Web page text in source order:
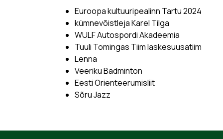
Euroopa kultuuripealinn Tartu 2024
kümnevõistleja Karel Tilga
WULF Autospordi Akadeemia
Tuuli Tomingas Tiim laskesuusatiim
Lenna
Veeriku Badminton
Eesti Orienteerumisliit
Sõru Jazz